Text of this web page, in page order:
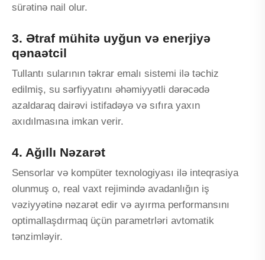
sürətinə nail olur.
3. Ətraf mühitə uyğun və enerjiyə
qənaətcil
Tullantı sularının təkrar emalı sistemi ilə təchiz
edilmiş, su sərfiyyatını əhəmiyyətli dərəcədə
azaldaraq dairəvi istifadəyə və sıfıra yaxın
axıdılmasına imkan verir.
4. Ağıllı Nəzarət
Sensorlar və kompüter texnologiyası ilə inteqrasiya
olunmuş o, real vaxt rejimində avadanlığın iş
vəziyyətinə nəzarət edir və ayırma performansını
optimallaşdırmaq üçün parametrləri avtomatik
tənzimləyir.